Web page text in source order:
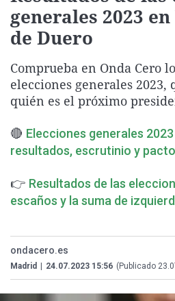
generales 2023
de Duero
Comprueba en Onda Cero
elecciones generales
quién es el próximo
🔴 Elecciones generales
resultados, escrutinio y
👉 Resultados de las
escaños y la suma de
ondacero.es
Madrid 24.07.2023 15:56 (Publicado